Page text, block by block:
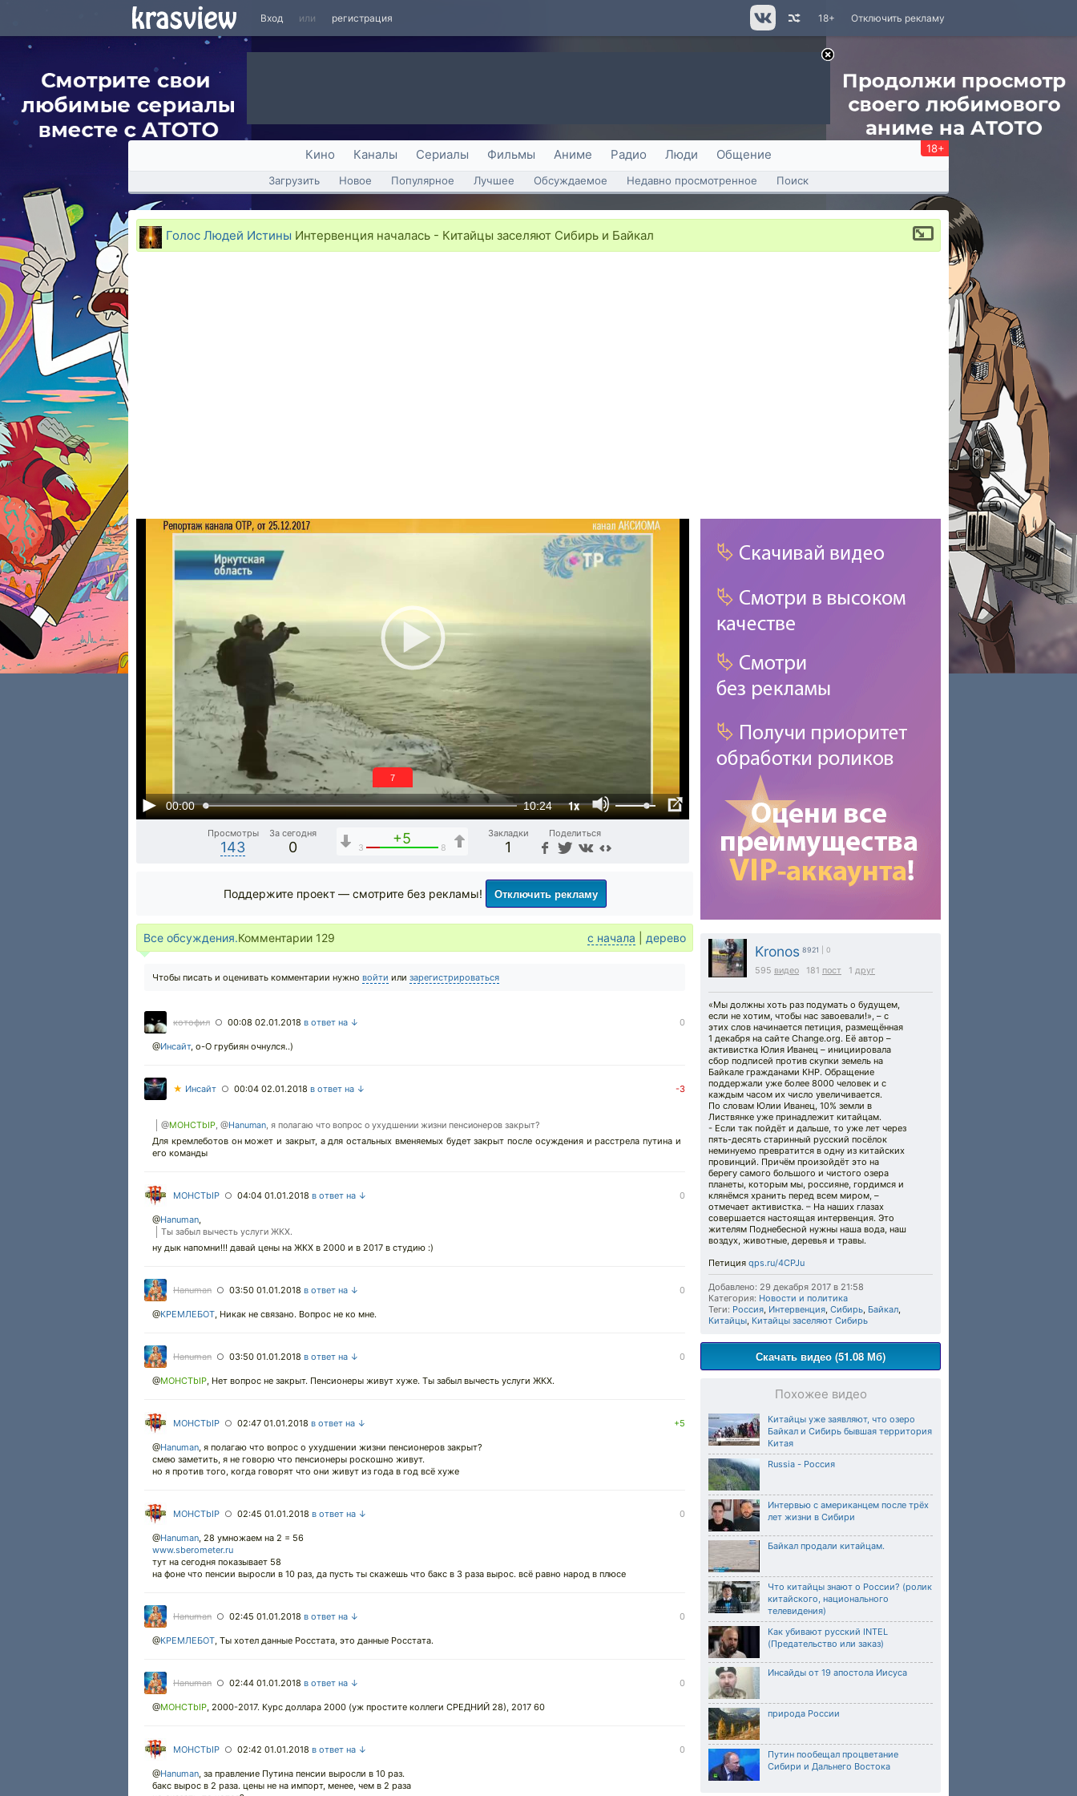
Вход или регистрация Отключить рекламу
18+
Кино Каналы Сериалы Фильмы Аниме Радио Люди Общение 18+
Загрузить Новое Популярное Лучшее Обсуждаемое Недавно просмотренное Поиск
Голос Людей Истины Интервенция началась - Китайцы заселяют Сибирь и Байкал
00:00 10:24 1x
6
Просмотры
143
За сегодня
0
+5
3 8
Закладки
1
Поделиться
Kronos 8921 | 0
595 видео 181 пост 1 друг
«Мы должны хоть раз подумать о будущем,
если не хотим, чтобы нас завоевали!», – с
этих слов начинается петиция, размещённая
1 декабря на сайте Change.org. Её автор –
активистка Юлия Иванец – инициировала
сбор подписей против скупки земель на
Байкале гражданами КНР. Обращение
поддержали уже более 8000 человек и с
каждым часом их число увеличивается.
По словам Юлии Иванец, 10% земли в
Листвянке уже принадлежит китайцам.
- Если так пойдёт и дальше, то уже лет через
пять-десять старинный русский посёлок
неминуемо превратится в одну из китайских
провинций. Причём произойдёт это на
берегу самого большого и чистого озера
планеты, которым мы, россияне, гордимся и
клянёмся хранить перед всем миром, –
отмечает активистка. – На наших глазах
совершается настоящая интервенция. Это
жителям Поднебесной нужны наша вода, наш
воздух, животные, деревья и травы.
Петиция qps.ru/4CPJu
Добавлено: 29 декабря 2017 в 21:58
Категория: Новости и политика
Теги: Россия, Интервенция, Сибирь, Байкал,
Китайцы, Китайцы заселяют Сибирь
Скачать видео (51.08 Мб)
Похожее видео
Китайцы уже заявляют, что озеро
Байкал и Сибирь бывшая территория
Китая
Russia - Россия
Интервью с американцем после трёх
лет жизни в Сибири
Байкал продали китайцам.
Что китайцы знают о России? (ролик
китайского, национального
телевидения)
Как убивают русский INTEL
(Предательство или заказ)
Инсайды от 19 апостола Иисуса
природа России
Путин пообещал процветание
Сибири и Дальнего Востока
Поддержите проект — смотрите без рекламы! Отключить рекламу
Все обсуждения.Комментарии 129 с начала дерево
Чтобы писать и оценивать комментарии нужно войти или зарегистрироваться
котофил ○ 00:08 02.01.2018 в ответ на ↓ 0
@Инсайт, о-О грубиян очнулся..)
★ Инсайт ○ 00:04 02.01.2018 в ответ на ↓ -3
@MOHCTbIP, @Hanuman, я полагаю что вопрос о ухудшении жизни пенсионеров закрыт?
Для кремлеботов он может и закрыт, а для остальных вменяемых будет закрыт после осуждения и расстрела путина и
его команды
MOHCTbIP ○ 04:04 01.01.2018 в ответ на ↓ 0
@Hanuman,
Ты забыл вычесть услуги ЖКХ.
ну дык напомни!!! давай цены на ЖКХ в 2000 и в 2017 в студию :)
Hanuman ○ 03:50 01.01.2018 в ответ на ↓ 0
@КРЕМЛЕБОТ, Никак не связано. Вопрос не ко мне.
Hanuman ○ 03:50 01.01.2018 в ответ на ↓ 0
@MOHCTbIP, Нет вопрос не закрыт. Пенсионеры живут хуже. Ты забыл вычесть услуги ЖКХ.
MOHCTbIP ○ 02:47 01.01.2018 в ответ на ↓ +5
@Hanuman, я полагаю что вопрос о ухудшении жизни пенсионеров закрыт?
смею заметить, я не говорю что пенсионеры роскошно живут.
но я против того, когда говорят что они живут из года в год всё хуже
MOHCTbIP ○ 02:45 01.01.2018 в ответ на ↓ 0
@Hanuman, 28 умножаем на 2 = 56
www.sberometer.ru
тут на сегодня показывает 58
на фоне что пенсии выросли в 10 раз, да пусть ты скажешь что бакс в 3 раза вырос. всё равно народ в плюсе
Hanuman ○ 02:45 01.01.2018 в ответ на ↓ 0
@КРЕМЛЕБОТ, Ты хотел данные Росстата, это данные Росстата.
Hanuman ○ 02:44 01.01.2018 в ответ на ↓ 0
@MOHCTbIP, 2000-2017. Курс доллара 2000 (уж простите коллеги СРЕДНИЙ 28), 2017 60
MOHCTbIP ○ 02:42 01.01.2018 в ответ на ↓ 0
@Hanuman, за правление Путина пенсии выросли в 10 раз.
бакс вырос в 2 раза. цены не на импорт, менее, чем в 2 раза